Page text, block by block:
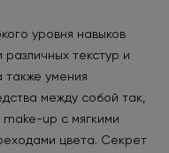
уровня навыков
текстур и
умения
между собой так,
make-up с мягкими
цвета. Секрет